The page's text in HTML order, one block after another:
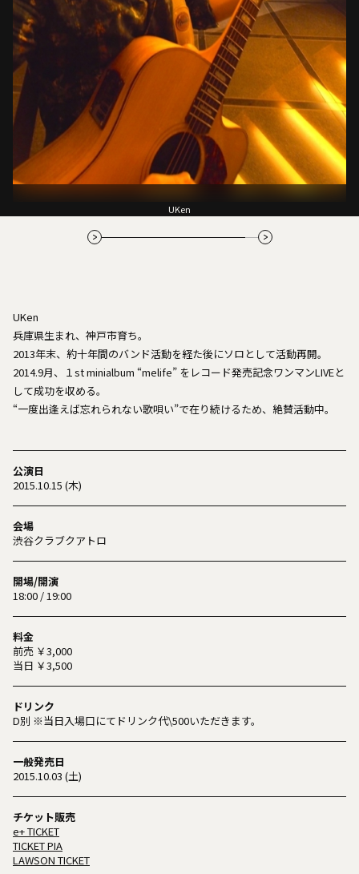
ココニカカル
UKen
兵庫県生まれ、神戸市育ち。
2013年末、約十年間のバンド活動を経た後にソロとして活動再開。
2014.9月、１st minialbum “melife” をレコード発売記念ワンマンLIVEと
して成功を収める。
“一度出逢えば忘れられない歌唄い”で在り続けるため、絶賛活動中。
公演日
2015.10.15 (木)
会場
渋谷クラブクアトロ
開場/開演
18:00 / 19:00
料金
前売 ￥3,000
当日 ￥3,500
ドリンク
D別 ※当日入場口にてドリンク代\500いただきます。
一般発売日
2015.10.03 (土)
チケット販売
e+ TICKET
TICKET PIA
LAWSON TICKET